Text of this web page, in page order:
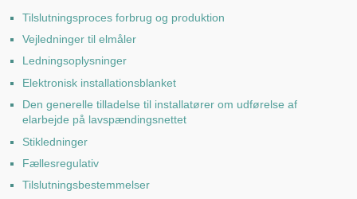
Tilslutningsproces forbrug og produktion
Vejledninger til elmåler
Ledningsoplysninger
Elektronisk installationsblanket
Den generelle tilladelse til installatører om udførelse af
elarbejde på lavspændingsnettet
Stikledninger
Fællesregulativ
Tilslutningsbestemmelser